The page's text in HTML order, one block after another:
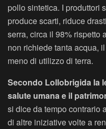
pollo sintetica. I produttori
produce scarti, riduce
serra, circa il 98% rispetto
non richiede tanta acqua,
meno di utilizzo di terra.
Secondo Lollobrigida la
salute umana e il
si dice da tempo contrario
di altre iniziative volte a